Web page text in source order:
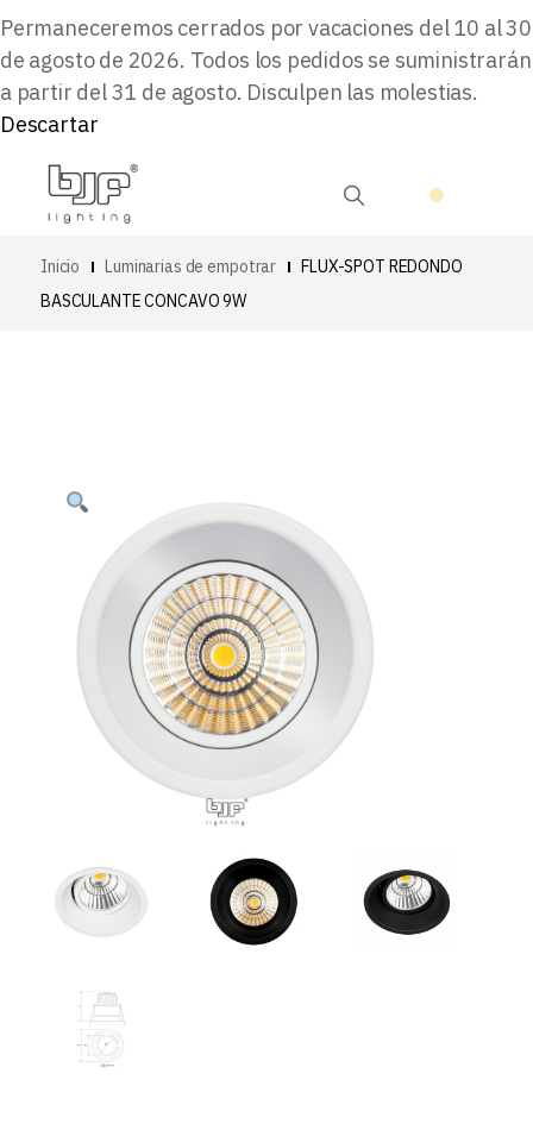
Permaneceremos cerrados por vacaciones del 10 al 30
de agosto de 2026. Todos los pedidos se suministrarán
a partir del 31 de agosto. Disculpen las molestias.
Descartar
Inicio Luminarias de empotrar
FLUX-SPOT REDONDO
BASCULANTE CONCAVO 9W